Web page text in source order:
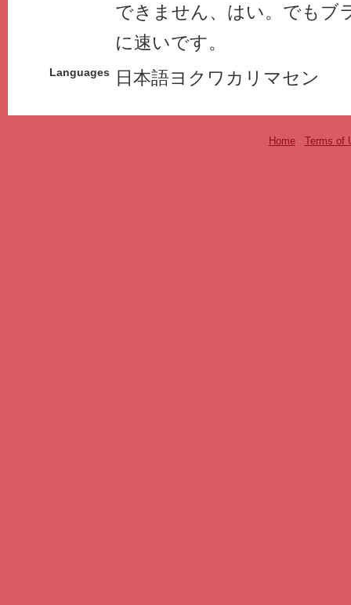
できません、はい。でもブ
に速いです。
Languages 日本語ヨクワカリマセン
Home- Terms of